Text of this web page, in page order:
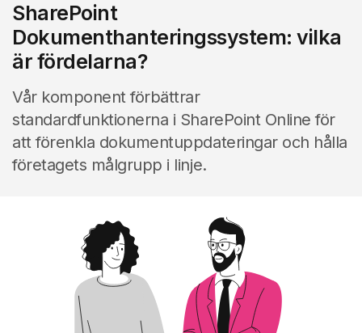
SharePoint
Dokumenthanteringssystem: vilka
är fördelarna?
Vår komponent förbättrar
standardfunktionerna i SharePoint Online för
att förenkla dokumentuppdateringar och hålla
företagets målgrupp i linje.